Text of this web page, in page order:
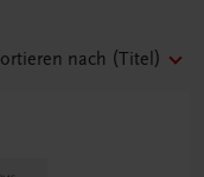
nach (Titel)